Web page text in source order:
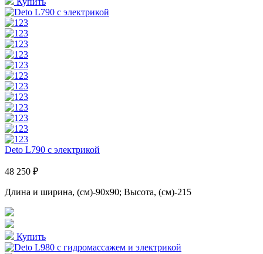
Deto L790 с электрикой
48 250 ₽
Длина и ширина, (см)-90x90; Высота, (см)-215
Купить